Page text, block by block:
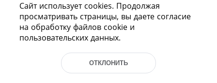
ПОМОЩЬ
Сайт использует cookies. Продолжая
просматривать страницы, вы даете согласие
на обработку файлов cookie и
пользовательских данных.
ОТКЛОНИТЬ